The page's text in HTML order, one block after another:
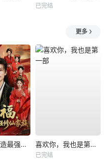
已完结
更多
多子多福打造最强修仙家族 喜欢你，我也是第一部
已完结